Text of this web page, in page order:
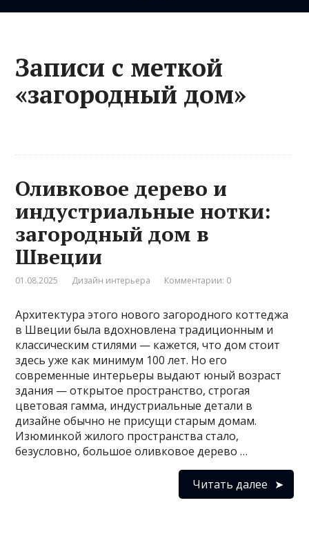
Записи с меткой
«загородный дом»
Оливковое дерево и
индустриальные нотки:
загородный дом в
Швеции
01.08.2025 Дизайн интерьера Комментарии: 0
Архитектура этого нового загородного коттеджа
в Швеции была вдохновлена традиционным и
классическим стилями — кажется, что дом стоит
здесь уже как минимум 100 лет. Но его
современные интерьеры выдают юный возраст
здания — открытое пространство, строгая
цветовая гамма, индустриальные детали в
дизайне обычно не присущи старым домам.
Изюминкой жилого пространства стало,
безусловно, большое оливковое дерево …
Читать далее